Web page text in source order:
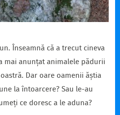
Înseamnă că a trecut cineva
mai anunțat animalele pădurii
Dar oare oamenii ăștia
la întoarcere? Sau le-au
ce doresc a le aduna?